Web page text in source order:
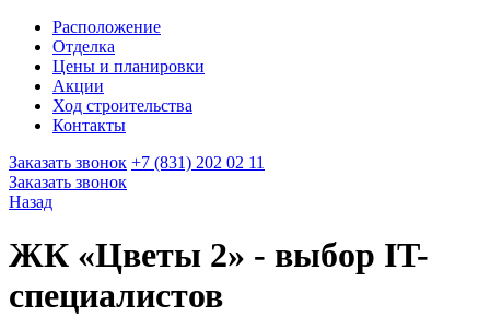
Расположение
Отделка
Цены и планировки
Акции
Ход строительства
Контакты
Заказать звонок +7 (831) 202 02 11
Заказать звонок
Назад
ЖК «Цветы 2» - выбор IT-
специалистов